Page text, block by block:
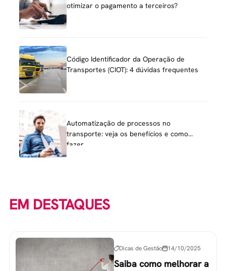
otimizar o pagamento a terceiros?
Código Identificador da Operação de
Transportes (CIOT): 4 dúvidas frequentes
Automatização de processos no
transporte: veja os benefícios e como
fazer
EM DESTAQUES
Dicas de Gestão 14/10/2025
Saiba como melhorar a